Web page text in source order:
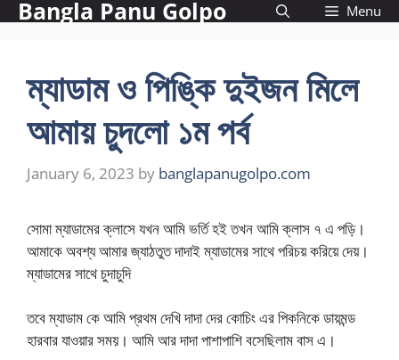
SkipBangla Panu Golpo Menu
ম্যাডাম ও পিঙ্কি দুইজন মিলে
আমায় চুদলো ১ম পর্ব
January 6, 2023 by banglapanugolpo.com
সোমা ম্যাডামের ক্লাসে যখন আমি ভর্তি হই তখন আমি ক্লাস ৭ এ পড়ি।
আমাকে অবশ্য আমার জ্যাঠতুত দাদাই ম্যাডামের সাথে পরিচয় করিয়ে দেয়।
ম্যাডামের সাথে চুদাচুদি
তবে ম্যাডাম কে আমি প্রথম দেখি দাদা দের কোচিং এর পিকনিকে ডায়মন্ড
হারবার যাওয়ার সময়। আমি আর দাদা পাশাপাশি বসেছিলাম বাস এ।